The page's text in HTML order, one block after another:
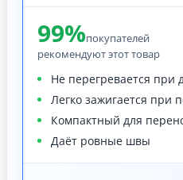
99%покупателей
рекомендуют этот товар
Не перегревается при
Легко зажигается
Компактный для
Даёт ровные швы